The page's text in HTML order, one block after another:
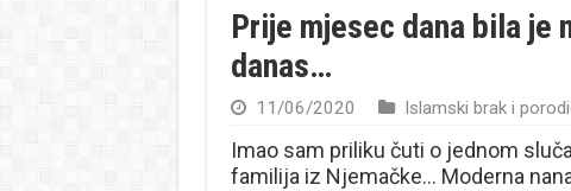
Prije mjesec dana bila je
danas…
11/06/2020 Islamski brak i
Imao sam priliku čuti o jednom
familija iz Njemačke… Moderna